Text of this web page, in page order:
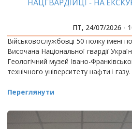
НАЦГВАРДІЙЦІ - НА
ПТ, 24/07/2026 -
Військовослужбовці 50 полку імені
Височана Національної гвардії
Геологічний музей Івано-
технічного університету нафти і газу.
Переглянути